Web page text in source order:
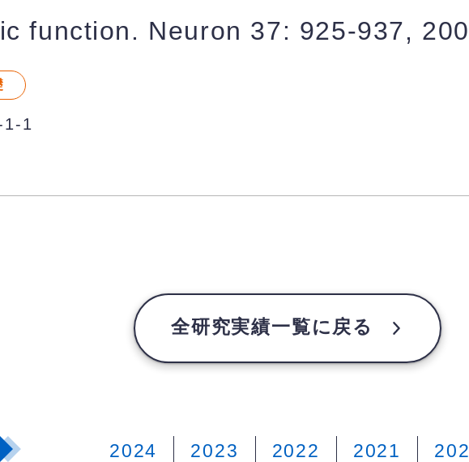
function. Neuron 37: 925-937,
1-1
全研究実績一覧に戻る
2024 2023 2022 2021